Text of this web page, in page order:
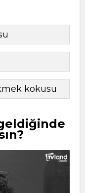
kokusu